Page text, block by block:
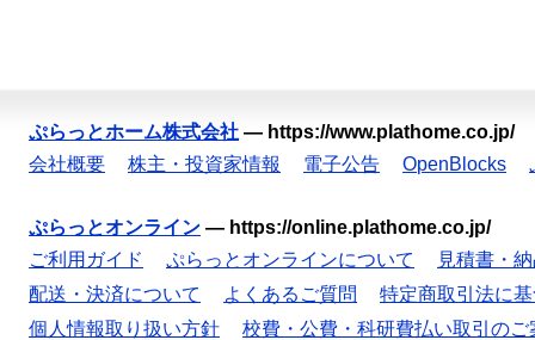
ぷらっとホーム株式会社 — https://www.plathome.co.jp/
会社概要
株主・投資家情報 電子公告 OpenBlocks
ぷらっとオンライン — https://online.plathome.co.jp/
ご利用ガイド
ぷらっとオンラインについて
見積書・
配送・決済について
よくあるご質問
特定商取引法に
個人情報取り扱い方針
校費・公費・科研費払い取引のご